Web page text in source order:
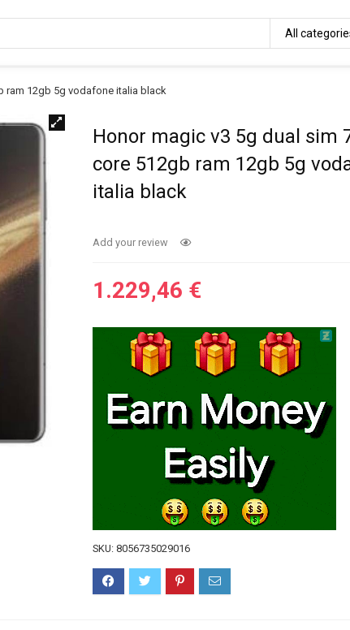
All
ram 12gb 5g vodafone italia black
Honor magic v3 5g dual sim
core 512gb ram 12gb 5g
italia black
Add your review
1.229,46 €
SKU:8056735029016